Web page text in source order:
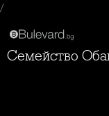
/
Семейство